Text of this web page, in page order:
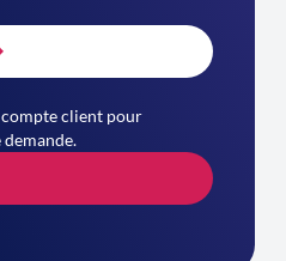
client pour